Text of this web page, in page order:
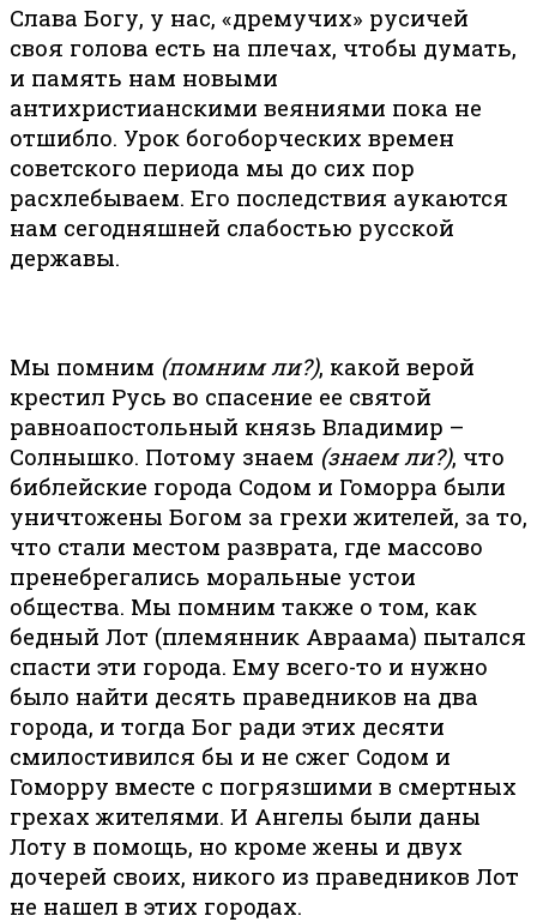
Слава Богу, у нас, «дремучих» русичей
своя голова есть на плечах, чтобы думать,
и память нам новыми
антихристианскими веяниями пока не
отшибло. Урок богоборческих времен
советского периода мы до сих пор
расхлебываем. Его последствия аукаются
нам сегодняшней слабостью русской
державы.
Мы помним (помним ли?), какой верой
крестил Русь во спасение ее святой
равноапостольный князь Владимир –
Солнышко. Потому знаем (знаем ли?), что
библейские города Содом и Гоморра были
уничтожены Богом за грехи жителей, за то,
что стали местом разврата, где массово
пренебрегались моральные устои
общества. Мы помним также о том, как
бедный Лот (племянник Авраама) пытался
спасти эти города. Ему всего-то и нужно
было найти десять праведников на два
города, и тогда Бог ради этих десяти
смилостивился бы и не сжег Содом и
Гоморру вместе с погрязшими в смертных
грехах жителями. И Ангелы были даны
Лоту в помощь, но кроме жены и двух
дочерей своих, никого из праведников Лот
не нашел в этих городах.